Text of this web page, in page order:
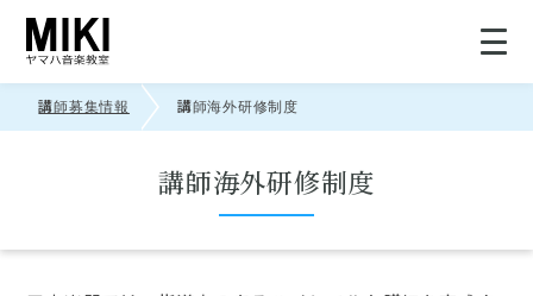
講師募集情報 講師海外研修制度
講師海外研修制度